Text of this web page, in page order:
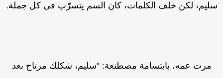
لكن خلف الكلمات، كان السم يتسرّب في كل جملة.
مرت عمه، بابتسامة مصطنعة: "سليم، شكلك مرتاح بعد